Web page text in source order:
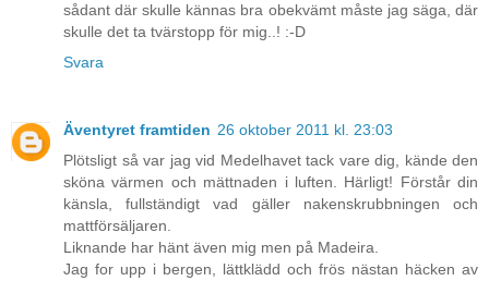
sådant där skulle kännas bra obekvämt måste jag säga, där
skulle det ta tvärstopp för mig..! :-D
Svara
Äventyret framtiden 26 oktober 2011 kl. 23:03
Plötsligt så var jag vid Medelhavet tack vare dig, kände den
sköna värmen och mättnaden i luften. Härligt! Förstår din
känsla, fullständigt vad gäller nakenskrubbningen och
mattförsäljaren.
Liknande har hänt även mig men på Madeira.
Jag for upp i bergen, lättklädd och frös nästan häcken av